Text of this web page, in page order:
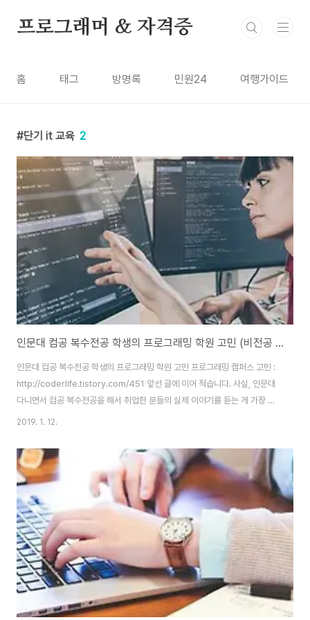
프로그래머 & 자격증
홈 태그 방명록 민원24 여행가이드
단기 it 교육 2
인문대 컴공 복수전공 학생의 프로그래밍 학원 고민 (비전공 개발자)
인문대 컴공 복수전공 학생의 프로그래밍 학원 고민 프로그래밍 캠퍼스 고민 :
http://coderlife.tistory.com/451 앞선 글에 이어 적습니다. 사실, 인문대
다니면서 컴공 복수전공을 해서 취업한 분들의 실제 이야기를 듣는 게 가장 좋
습니다. 제가 들어본 이야기로는 크게 두 갈래입니다. 3학년 마친 후 휴학 - 프
~1년 과정) 요즘은 15일 보름 과정이나 한 달 과정 밟은 비전공자 거의 안 뽑는
거로 알고 있습니다. 10년 전에는 그런 사람들도 뽑긴 했는데 프로그래머 채용
하는 기준이 높아지면서 자연스레 안 뽑는다고 합니다. 단, 맨날 출장 가거나 야
근에 박봉을 주는 악덕 회사는 아무나 막 뽑긴 합니다. 하지..
2019. 1. 12.